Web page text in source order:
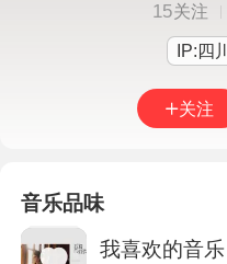
15关注
IP:四川
关注
音乐品味
我喜欢的音乐